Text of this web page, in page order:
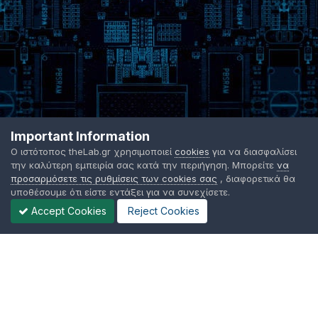
Important Information
Ο ιστότοπος theLab.gr χρησιμοποιεί cookies για να διασφαλίσει
την καλύτερη εμπειρία σας κατά την περιήγηση. Μπορείτε να
προσαρμόσετε τις ρυθμίσεις των cookies σας , διαφορετικά θα
υποθέσουμε ότι είστε εντάξει για να συνεχίσετε.
Accept Cookies Reject Cookies